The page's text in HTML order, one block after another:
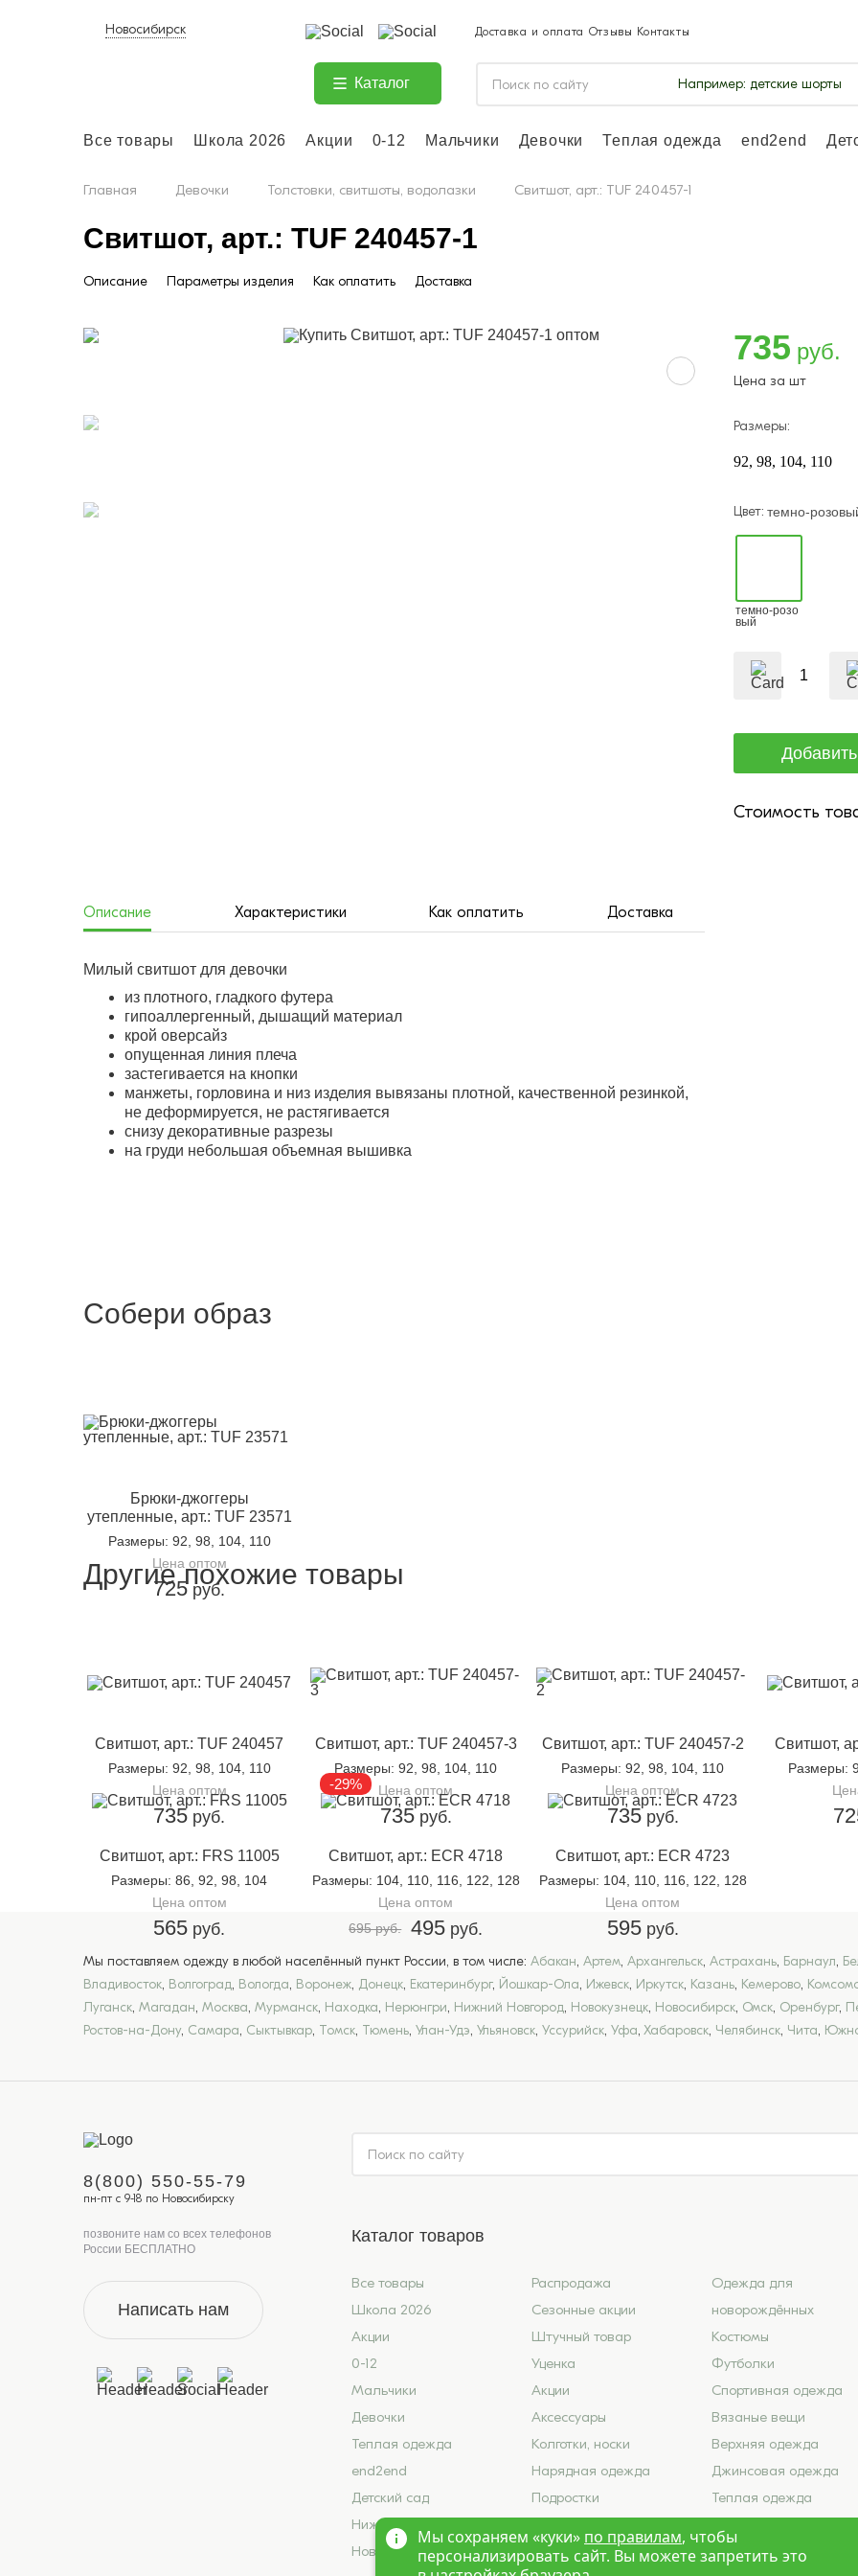
Новосибирск Доставка и оплата Отзывы Контакты
Каталог Например: детские шорты
Все товары Школа 2026 Акции 0-12 Мальчики Девочки Теплая одежда end2end
Главная Девочки Толстовки, свитшоты, водолазки Свитшот, арт.: TUF 240457-1
Свитшот, арт.: TUF 240457-1
Описание Параметры изделия Как оплатить Доставка
735 руб.
Цена за шт
Размеры:
92 98 104 110
Цвет: темно-
темно-розо
вый
Стоимость
Описание Характеристики Как оплатить Доставка
Милый свитшот для девочки
из плотного, гладкого футера
гипоаллергенный, дышащий материал
крой оверсайз
опущенная линия плеча
застегивается на кнопки
манжеты, горловина и низ изделия вывязаны плотной, качественной резинкой,
не деформируется, не растягивается
снизу декоративные разрезы
на груди небольшая объемная вышивка
Собери образ
Брюки-джоггеры
утепленные, арт.: TUF 23571
Размеры: 92, 98, 104, 110
Цена оптом
725руб.
Другие похожие товары
Свитшот, арт.: TUF 240457
Размеры: 92, 98, 104, 110
Цена оптом
735 руб.
Свитшот, арт.: TUF 240457-3
Размеры: 92, 98, 104, 110
Цена оптом
735руб.
Свитшот, арт.: TUF 240457-2
Размеры: 92, 98, 104, 110
Цена оптом
735руб.
Свитшот,
Размеры:
Свитшот, арт.: FRS 11005
Размеры: 86, 92, 98, 104
Цена оптом
565 руб.
-29%
Свитшот, арт.: ECR 4718
Размеры: 104, 110, 116, 122, 128
Цена оптом
695 руб.
495 руб.
Свитшот, арт.: ECR 4723
Размеры: 104, 110, 116, 122, 128
Цена оптом
595руб.
Мы поставляем одежду в любой населённый пункт России, в том числе: Абакан, Артем, Архангельск, Астрахань, Барнаул,
Владивосток, Волгоград, Вологда, Воронеж, Донецк, Екатеринбург, Йошкар-Ола, Ижевск, Иркутск, Казань, Кемерово,
Луганск, Магадан, Москва, Мурманск, Находка, Нерюнгри, Нижний Новгород, Новокузнецк, Новосибирск, Омск, Оренбург,
Ростов-на-Дону, Самара, Сыктывкар, Томск, Тюмень, Улан-Удэ, Ульяновск, Уссурийск, Уфа, Хабаровск, Челябинск, Чита,
8(800) 550-55-79
пн-пт с 9-18 по Новосибирску
позвоните нам со всех телефонов
России БЕСПЛАТНО
Написать нам
Каталог товаров
Все товары
Школа 2026
Акции
0-12
Мальчики
Девочки
Теплая одежда
end2end
Детский сад
Нижнее белье
Новинки
Распродажа
Сезонные акции
Штучный товар
Уценка
Акции
Аксессуары
Колготки, носки
Нарядная одежда
Подростки
Одежда для
новорождённых
Костюмы
Футболки
Спортивная одежда
Вязаные вещи
Верхняя одежда
Джинсовая одежда
Теплая одежда
Мы сохраняем «куки» по правилам, чтобы
персонализировать сайт. Вы можете запретить это